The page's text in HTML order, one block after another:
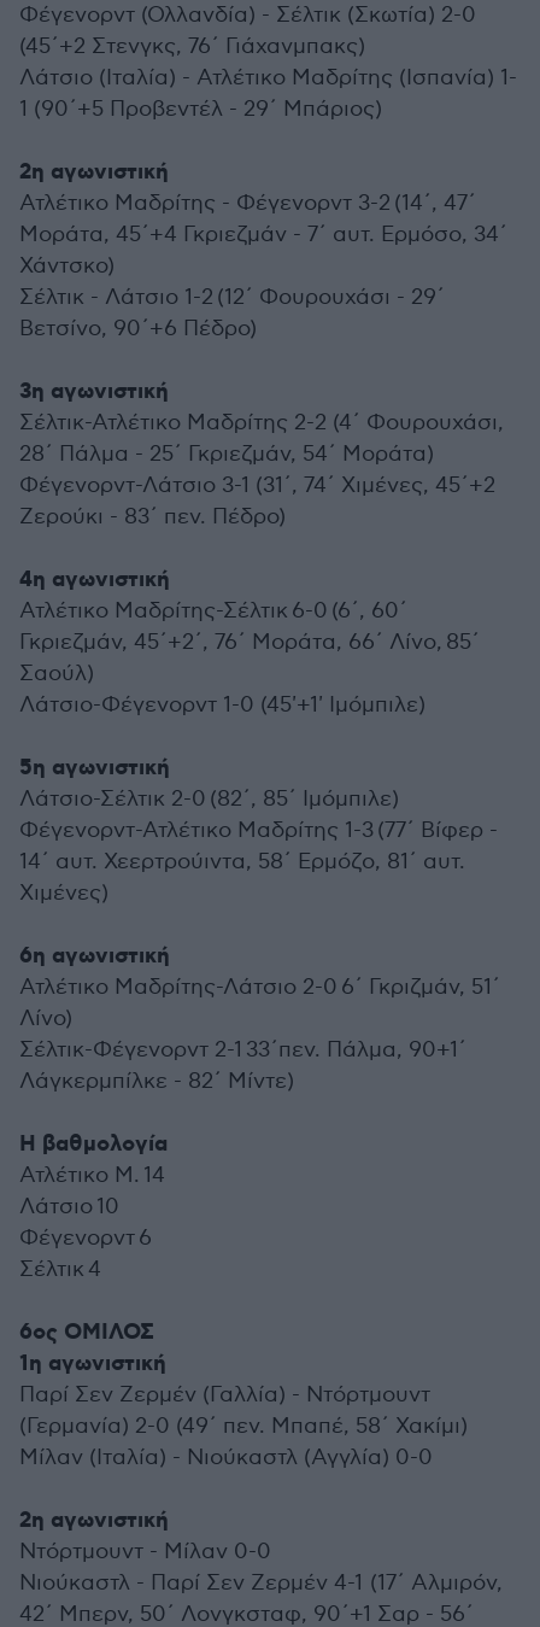
Φέγενορντ (Ολλανδία) - Σέλτικ (Σκωτία) 2-0
(45΄+2 Στενγκς, 76΄ Γιάχανμπακς)
Λάτσιο (Ιταλία) - Ατλέτικο Μαδρίτης (Ισπανία) 1-
1 (90΄+5 Προβεντέλ - 29΄ Μπάριος)
2η αγωνιστική
Ατλέτικο Μαδρίτης - Φέγενορντ 3-2 (14΄, 47΄
Μοράτα, 45΄+4 Γκριεζμάν - 7΄ αυτ. Ερμόσο, 34΄
Χάντσκο)
Σέλτικ - Λάτσιο 1-2 (12΄ Φουρουχάσι - 29΄
Βετσίνο, 90΄+6 Πέδρο)
3η αγωνιστική
Σέλτικ-Ατλέτικο Μαδρίτης 2-2 (4΄ Φουρουχάσι,
28΄ Πάλμα - 25΄ Γκριεζμάν, 54΄ Μοράτα)
Φέγενορντ-Λάτσιο 3-1 (31΄, 74΄ Χιμένες, 45΄+2
Ζερούκι - 83΄ πεν. Πέδρο)
4η αγωνιστική
Ατλέτικο Μαδρίτης-Σέλτικ 6-0 (6΄, 60΄
Γκριεζμάν, 45΄+2΄, 76΄ Μοράτα, 66΄ Λίνο, 85΄
Σαούλ)
Λάτσιο-Φέγενορντ 1-0 (45'+1' Ιμόμπιλε)
5η αγωνιστική
Λάτσιο-Σέλτικ 2-0 (82΄, 85΄ Ιμόμπιλε)
Φέγενορντ-Ατλέτικο Μαδρίτης 1-3 (77΄ Βίφερ -
14΄ αυτ. Χεερτρούιντα, 58΄ Ερμόζο, 81΄ αυτ.
Χιμένες)
6η αγωνιστική
Ατλέτικο Μαδρίτης-Λάτσιο 2-0 6΄ Γκριζμάν, 51΄
Λίνο)
Σέλτικ-Φέγενορντ 2-1 33΄πεν. Πάλμα, 90+1΄
Λάγκερμπίλκε - 82΄ Μίντε)
Η βαθμολογία
Ατλέτικο Μ. 14
Λάτσιο 10
Φέγενορντ 6
Σέλτικ 4
6ος ΟΜΙΛΟΣ
1η αγωνιστική
Παρί Σεν Ζερμέν (Γαλλία) - Ντόρτμουντ
(Γερμανία) 2-0 (49΄ πεν. Μπαπέ, 58΄ Χακίμι)
Μίλαν (Ιταλία) - Νιούκαστλ (Αγγλία) 0-0
2η αγωνιστική
Ντόρτμουντ - Μίλαν 0-0
Νιούκαστλ - Παρί Σεν Ζερμέν 4-1 (17΄ Αλμιρόν,
42΄ Μπερν, 50΄ Λονγκσταφ, 90΄+1 Σαρ - 56΄